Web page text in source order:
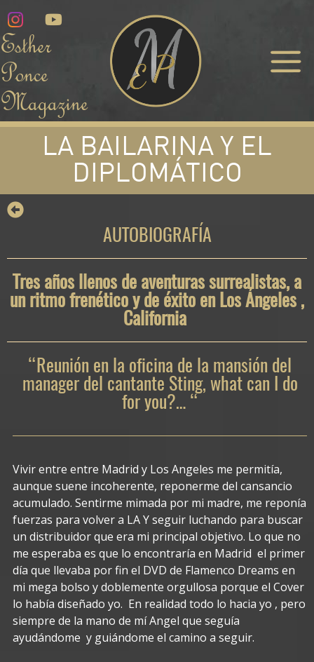
Esther
Ponce
Magazine
LA BAILARINA Y EL
DIPLOMÁTICO
AUTOBIOGRAFÍA
Tres años llenos de aventuras surrealistas, a
un ritmo frenético y de éxito en Los Ángeles ,
California
“Reunión en la oficina de la mansión del
manager del cantante Sting, what can I do
for you?… “
Vivir entre entre Madrid y Los Angeles me permitía,
aunque suene incoherente, reponerme del cansancio
acumulado. Sentirme mimada por mi madre, me reponía
fuerzas para volver a LA Y seguir luchando para buscar
un distribuidor que era mi principal objetivo. Lo que no
me esperaba es que lo encontraría en Madrid el primer
día que llevaba por fin el DVD de Flamenco Dreams en
mi mega bolso y doblemente orgullosa porque el Cover
lo había diseñado yo. En realidad todo lo hacia yo , pero
siempre de la mano de mí Angel que seguía
ayudándome y guiándome el camino a seguir.